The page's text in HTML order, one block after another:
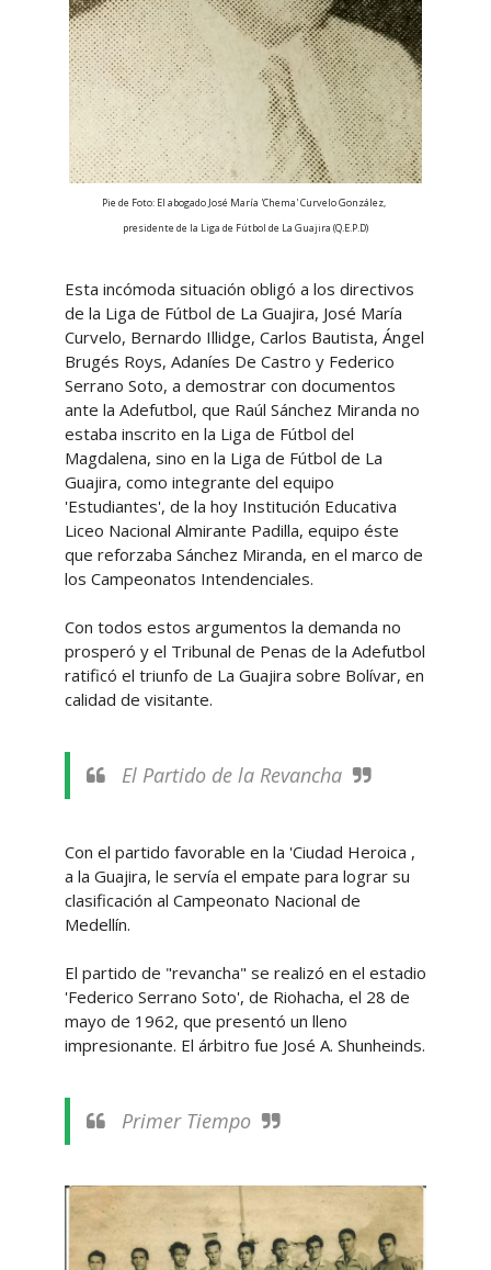
Pie de Foto: El abogado José María 'Chema' Curvelo González,
presidente de la Liga de Fútbol de La Guajira (Q.E.P.D)
Esta incómoda situación obligó a los directivos
de la Liga de Fútbol de La Guajira, José María
Curvelo, Bernardo Illidge, Carlos Bautista, Ángel
Brugés Roys, Adaníes De Castro y Federico
Serrano Soto, a demostrar con documentos
ante la Adefutbol, que Raúl Sánchez Miranda no
estaba inscrito en la Liga de Fútbol del
Magdalena, sino en la Liga de Fútbol de La
Guajira, como integrante del equipo
'Estudiantes', de la hoy Institución Educativa
Liceo Nacional Almirante Padilla, equipo éste
que reforzaba Sánchez Miranda, en el marco de
los Campeonatos Intendenciales.
Con todos estos argumentos la demanda no
prosperó y el Tribunal de Penas de la Adefutbol
ratificó el triunfo de La Guajira sobre Bolívar, en
calidad de visitante.
El Partido de la Revancha
Con el partido favorable en la 'Ciudad Heroica ,
a la Guajira, le servía el empate para lograr su
clasificación al Campeonato Nacional de
Medellín.
El partido de "revancha" se realizó en el estadio
'Federico Serrano Soto', de Riohacha, el 28 de
mayo de 1962, que presentó un lleno
impresionante. El árbitro fue José A. Shunheinds.
Primer Tiempo